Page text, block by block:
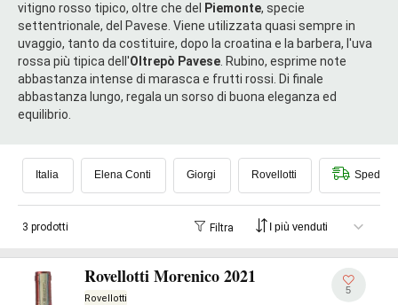
vitigno rosso tipico, oltre che del
Piemonte, specie
settentrionale, del Pavese. Viene utilizzata quasi sempre in
uvaggio, tanto da costituire, dopo la croatina e la barbera, l'uva
rossa più tipica dell'Oltrepò Pavese Rubino, esprime note
abbastanza intense di marasca e frutti rossi. Di finale
abbastanza lungo, regala un sorso di buona eleganza ed
equilibrio.
Italia Elena Conti Giorgi Rovellotti
3 prodotti Filtra
Rovellotti Morenico 2021
Rovellotti
5